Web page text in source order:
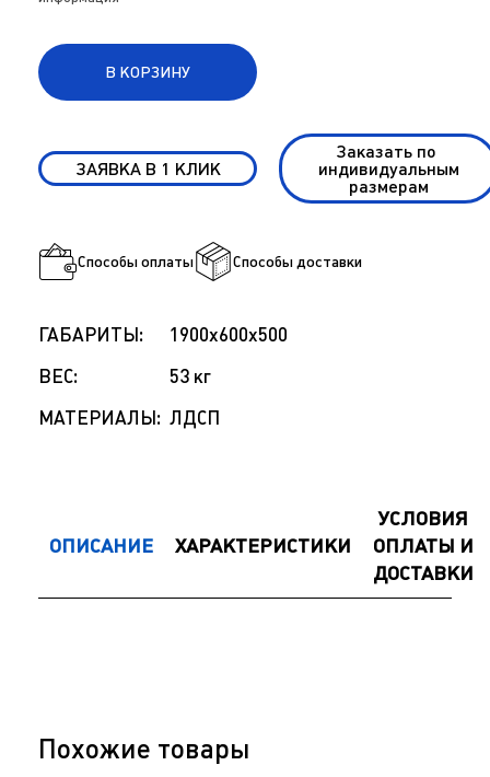
В КОРЗИНУ
ЗАЯВКА В 1 КЛИК
Заказать по
индивидуальным
размерам
Способы оплаты Способы доставки
ГАБАРИТЫ:
1900x600x500
ВЕС:
53 кг
МАТЕРИАЛЫ: ЛДСП
ОПИСАНИЕ ХАРАКТЕРИСТИКИ
УСЛОВИЯ
ОПЛАТЫ И
ДОСТАВКИ
Похожие товары